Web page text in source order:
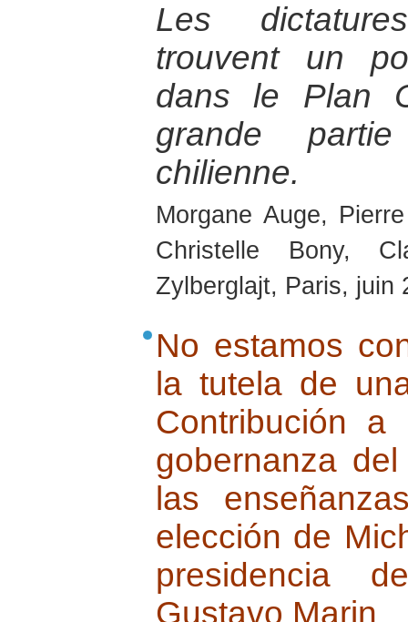
Les
trouvent un
dans le Plan
grande
chilienne.
Morgane Auge,
Christelle Bony,
Zylberglajt, Paris, juin
No estamos
la tutela de
Contribución
gobernanza
las
elección de
presidencia
Gustavo Marin